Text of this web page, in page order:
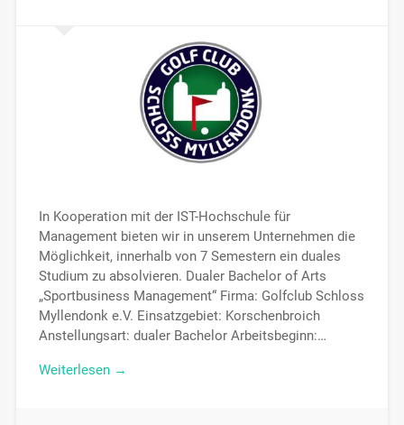
In Kooperation mit der IST-Hochschule für
Management bieten wir in unserem Unternehmen die
Möglichkeit, innerhalb von 7 Semestern ein duales
Studium zu absolvieren. Dualer Bachelor of Arts
„Sportbusiness Management“ Firma: Golfclub Schloss
Myllendonk e.V. Einsatzgebiet: Korschenbroich
Anstellungsart: dualer Bachelor Arbeitsbeginn:…
Weiterlesen →